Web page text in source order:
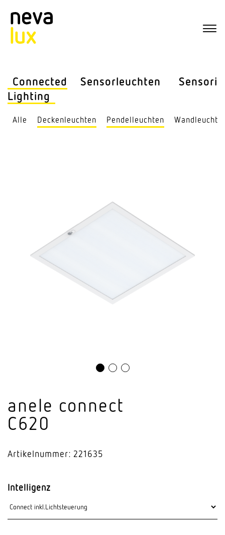
Connected
Lighting
Sensor­leuchten Sensorik
Alle Decken­leuchten Pendel­leuchten
anele connect
C620
Artikelnummer: 221635
Intelligenz